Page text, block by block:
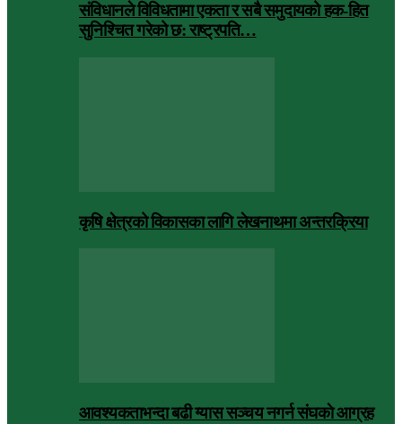
संविधानले विविधतामा एकता र सबै समुदायको हक-हित
सुनिश्चित गरेको छ: राष्ट्रपति…
कृषि क्षेत्रको विकासका लागि लेखनाथमा अन्तरक्रिया
आवश्यकताभन्दा बढी ग्यास सञ्चय नगर्न संघकाे आग्रह